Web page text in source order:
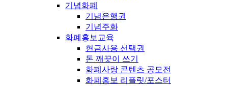
기념화폐
기념은행권
기념주화
화폐홍보교육
현금사용 선택권
돈 깨끗이 쓰기
화폐사랑 콘텐츠 공모전
화폐홍보 리플릿/포스터